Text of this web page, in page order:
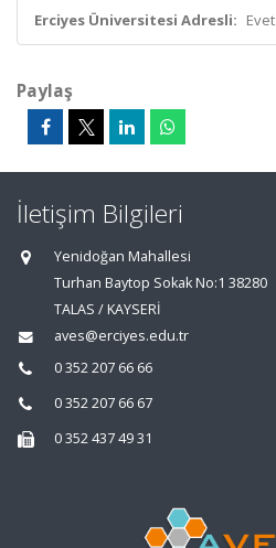
Erciyes Üniversitesi Adresli: Evet
Paylaş
İletişim Bilgileri
Yenidoğan Mahallesi
Turhan Baytop Sokak No:1 38280
TALAS / KAYSERİ
aves@erciyes.edu.tr
0 352 207 66 66
0 352 207 66 67
0 352 437 49 31